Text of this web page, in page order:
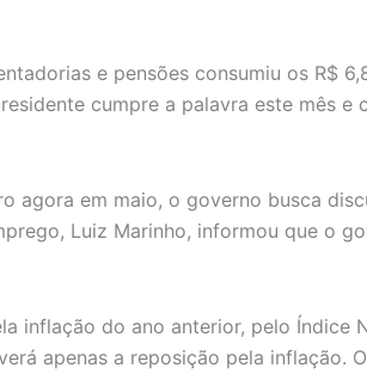
e pensões consumiu os R$
cumpre a palavra este mês
agora em maio, o governo busca
Luiz Marinho, informou que o
inflação do ano anterior, pelo
apenas a reposição pela